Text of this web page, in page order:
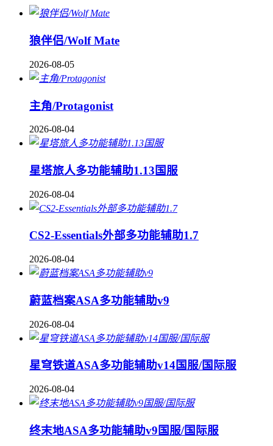
狼伴侣/Wolf Mate
2026-08-05
主角/Protagonist
2026-08-04
星塔旅人多功能辅助1.13国服
2026-08-04
CS2-Essentials外部多功能辅助1.7
2026-08-04
蔚蓝档案ASA多功能辅助v9
2026-08-04
星穹铁道ASA多功能辅助v14国服/国际服
2026-08-04
终末地ASA多功能辅助v9国服/国际服